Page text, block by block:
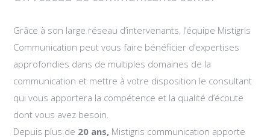
Grâce à son large réseau d’intervenants, l’équipe Mistigris
Communication peut vous faire bénéficier d’expertises
approfondies dans de multiples domaines de la
communication et mettre à votre disposition le consultant
qui vous apportera la compétence et la qualité d’écoute
dont vous avez besoin.
Depuis plus de 20 ans, Mistigris communication apporte